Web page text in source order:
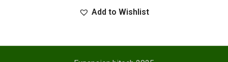
Add to Wishlist